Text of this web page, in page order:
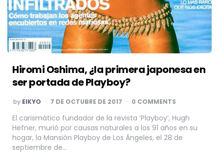
Hiromi Oshima, ¿la primera japonesa en
ser portada de Playboy?
POSTED
BY
by EIKYO 7 DE OCTUBRE DE 2017 0 COMMENTS
El carismático fundador de la revista ‘Playboy’, Hugh
Hefner, murió por causas naturales a los 91 años en su
hogar, la Mansión Playboy de Los Ángeles, el 28 de
septiembre de…